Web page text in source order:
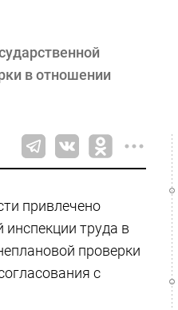
в отношении
привлечено
инспекции труда в
проверки
с